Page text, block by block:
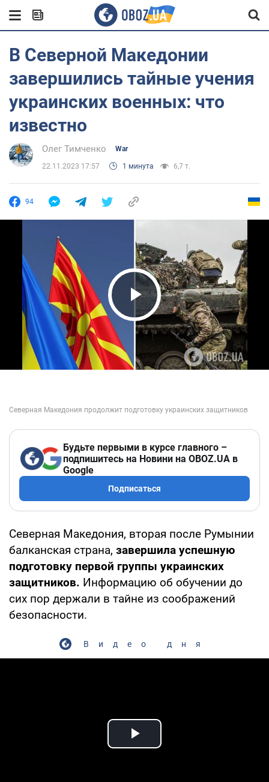
В Северной Македонии
завершились тайные учения
украинских военных: что
известно
Олег Тимченко War
22.11.2023 17:57 1 минута 6,7 т.
94
Play Video
Будьте первыми в курсе главного –
подпишитесь на Новини на OBOZ.UA в
Google
Подписаться
Северная Македония, вторая после Румынии
балканская страна, завершила успешную
подготовку первой группы украинских
защитников. Информацию об обучении до
сих пор держали в тайне из соображений
безопасности.
Видео дня
Play Video